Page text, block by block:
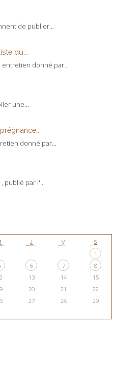
de publier...
du...
donné par...
une...
donné par...
publié par l'...
J V S
1
6 7
8
13 14
15
20 21
22
27 28
29